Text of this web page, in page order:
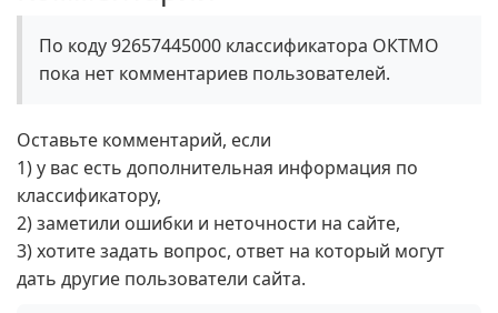
По коду 92657445000 классификатора ОКТМО
пока нет комментариев пользователей.
Оставьте комментарий, если
1) у вас есть дополнительная информация по
классификатору,
2) заметили ошибки и неточности на сайте,
3) хотите задать вопрос, ответ на который могут
дать другие пользователи сайта.